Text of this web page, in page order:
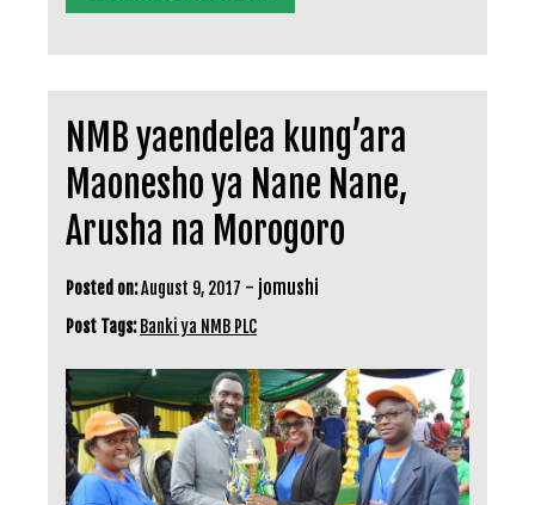
NMB yaendelea kung’ara
Maonesho ya Nane Nane,
Arusha na Morogoro
Posted on:August 9, 2017 - jomushi
Post Tags: Banki ya NMB PLC